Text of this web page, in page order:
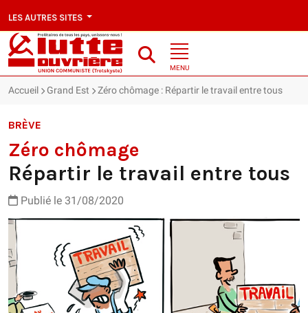
LES AUTRES SITES
MENU
Accueil Grand Est Zéro chômage : Répartir le travail entre tous
BRÈVE
Zéro chômage
Répartir le travail entre tous
Publié le 31/08/2020